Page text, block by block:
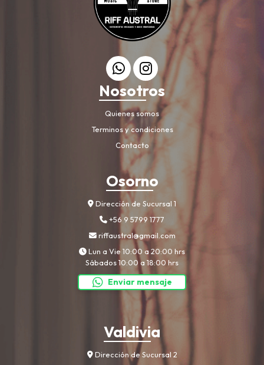
Nosotros
Quienes somos
Terminos y condiciones
Contacto
Osorno
Dirección de Sucursal 1
+56 9 5799 1777
riffaustral@gmail.com
Lun a Vie 10:00 a 20:00 hrs
Sábados 10:00 a 18:00 hrs
Enviar mensaje
Valdivia
Dirección de Sucursal 2